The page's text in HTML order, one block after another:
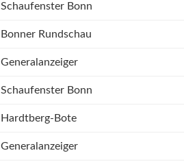
Schaufenster Bonn
Bonner Rundschau
Generalanzeiger
Schaufenster Bonn
Hardtberg-Bote
Generalanzeiger